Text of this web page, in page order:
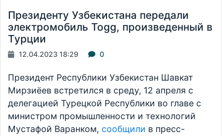
Президенту Узбекистана передали
электромобиль Togg, произведенный в
Турции
12.04.2023 18:29 0
Президент Республики Узбекистан Шавкат
Мирзиёев встретился в среду, 12 апреля с
делегацией Турецкой Республики во главе с
министром промышленности и технологий
Мустафой Варанком, сообщили в пресс-